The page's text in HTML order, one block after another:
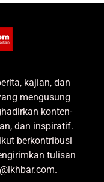
kajian, dan
mengusung
konten-
dan inspiratif.
berkontribusi
tulisan